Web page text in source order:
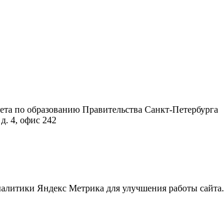
по образованию Правительства Санкт-Петербурга
4, офис 242
Яндекс Метрика для улучшения работы сайта.